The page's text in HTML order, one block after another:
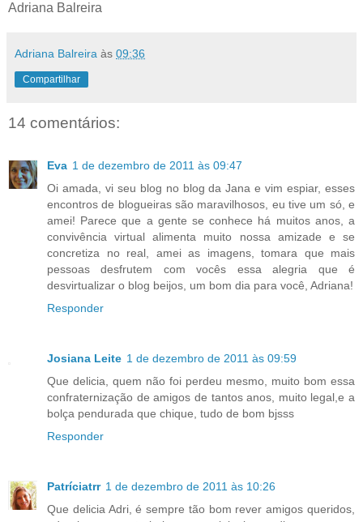
Adriana Balreira
Adriana Balreira às 09:36
Compartilhar
14 comentários:
Eva 1 de dezembro de 2011 às 09:47
Oi amada, vi seu blog no blog da Jana e vim espiar, esses
encontros de blogueiras são maravilhosos, eu tive um só, e
amei! Parece que a gente se conhece há muitos anos, a
convivência virtual alimenta muito nossa amizade e se
concretiza no real, amei as imagens, tomara que mais
pessoas desfrutem com vocês essa alegria que é
desvirtualizar o blog beijos, um bom dia para você, Adriana!
Responder
Josiana Leite 1 de dezembro de 2011 às 09:59
Que delicia, quem não foi perdeu mesmo, muito bom essa
confraternização de amigos de tantos anos, muito legal,e a
bolça pendurada que chique, tudo de bom bjsss
Responder
Patríciatrr 1 de dezembro de 2011 às 10:26
Que delicia Adri, é sempre tão bom rever amigos queridos,